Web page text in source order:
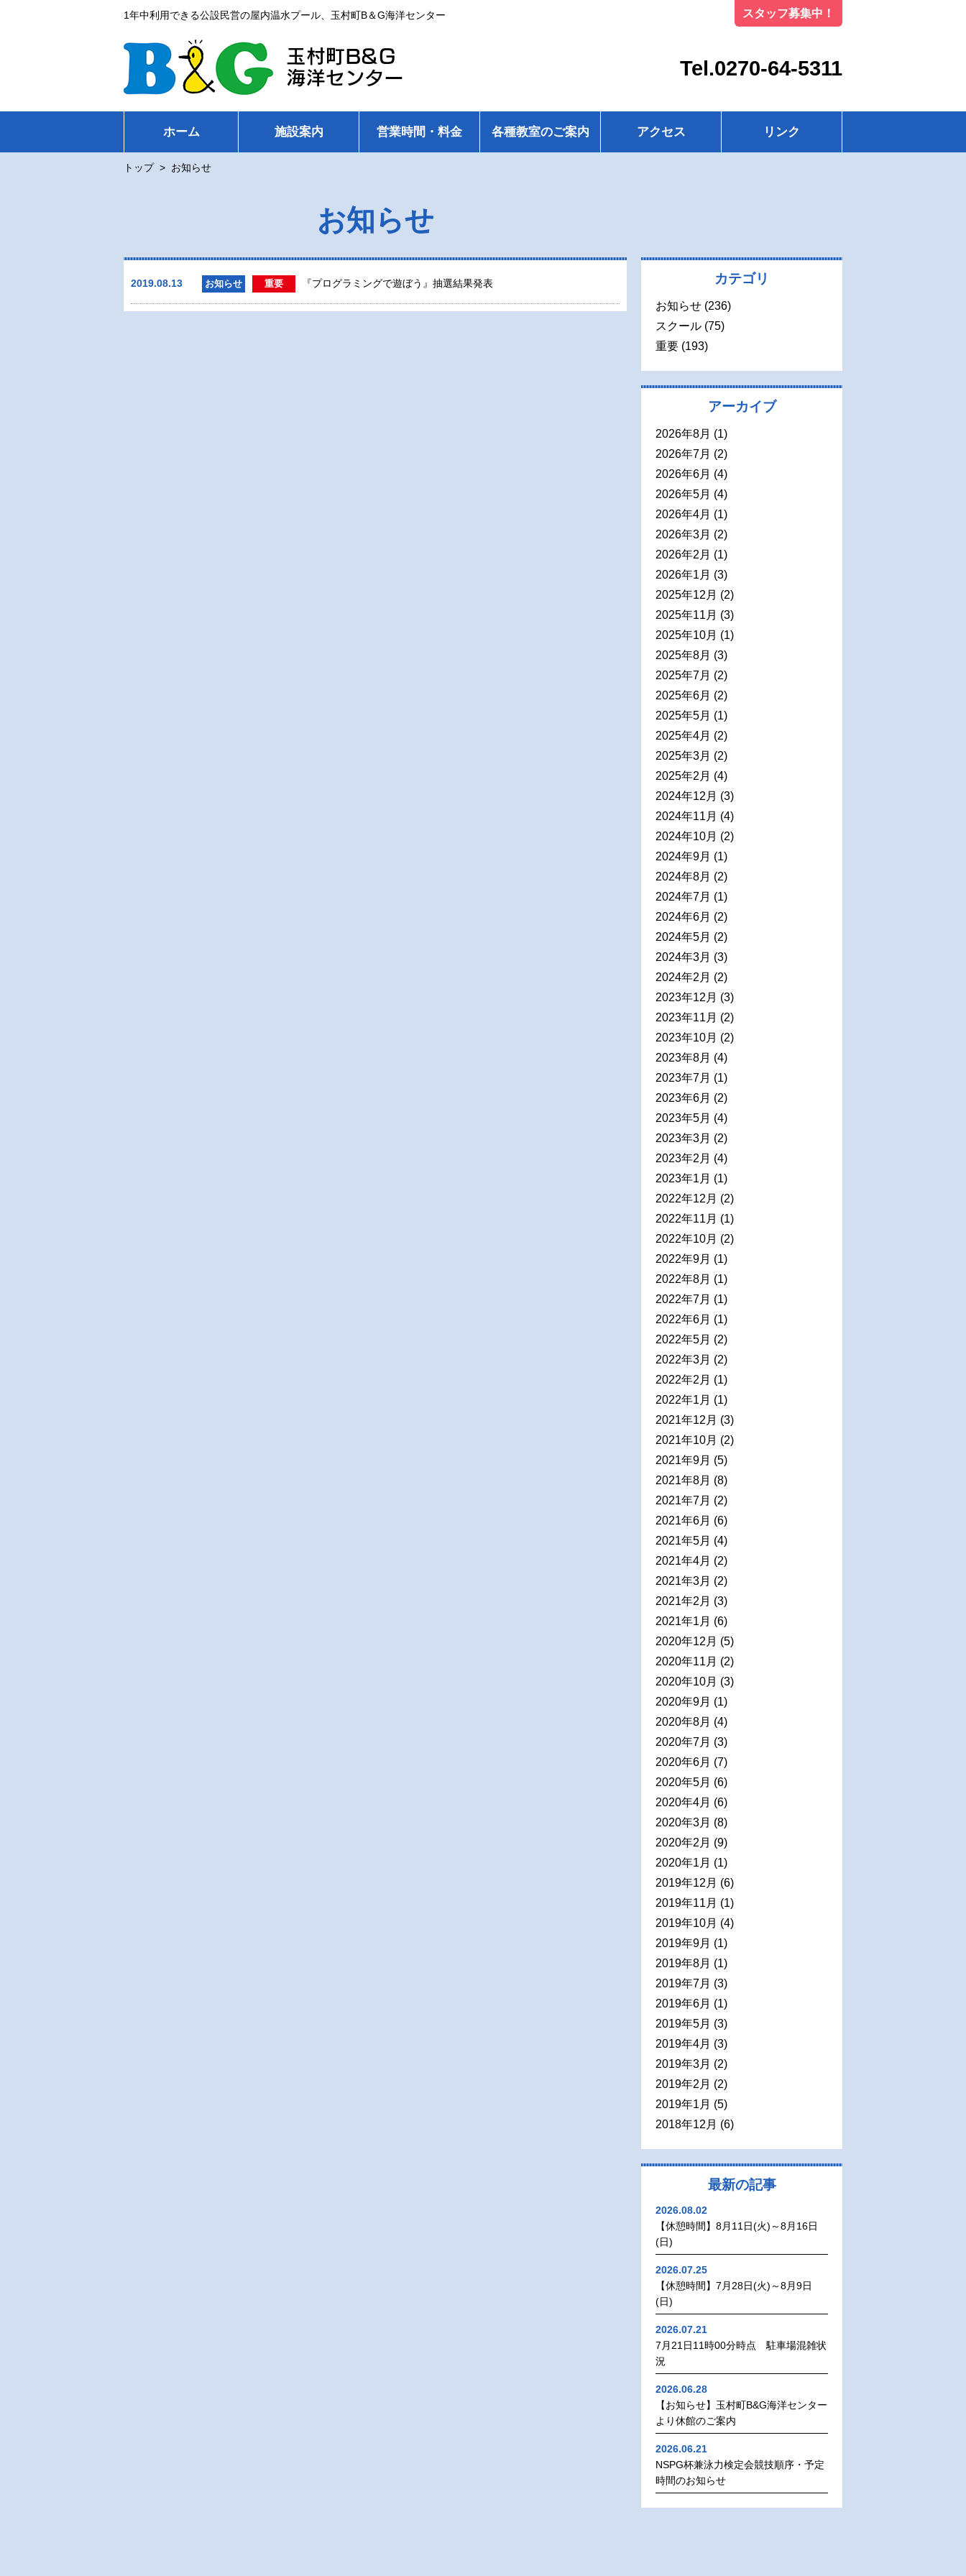
1年中利用できる公設民営の屋内温水プール、玉村町B＆G海洋センター スタッフ募集中！
Tel.0270-64-5311
ホーム 施設案内 営業時間・料金 各種教室のご案内 アクセス リンク
トップ > お知らせ
お知らせ
2019.08.13 お知らせ 重要 『プログラミングで遊ぼう』抽選結果発表 カテゴリ
お知らせ (236)
スクール (75)
重要 (193)
アーカイブ
2026年8月 (1)
2026年7月 (2)
2026年6月 (4)
2026年5月 (4)
2026年4月 (1)
2026年3月 (2)
2026年2月 (1)
2026年1月 (3)
2025年12月 (2)
2025年11月 (3)
2025年10月 (1)
2025年8月 (3)
2025年7月 (2)
2025年6月 (2)
2025年5月 (1)
2025年4月 (2)
2025年3月 (2)
2025年2月 (4)
2024年12月 (3)
2024年11月 (4)
2024年10月 (2)
2024年9月 (1)
2024年8月 (2)
2024年7月 (1)
2024年6月 (2)
2024年5月 (2)
2024年3月 (3)
2024年2月 (2)
2023年12月 (3)
2023年11月 (2)
2023年10月 (2)
2023年8月 (4)
2023年7月 (1)
2023年6月 (2)
2023年5月 (4)
2023年3月 (2)
2023年2月 (4)
2023年1月 (1)
2022年12月 (2)
2022年11月 (1)
2022年10月 (2)
2022年9月 (1)
2022年8月 (1)
2022年7月 (1)
2022年6月 (1)
2022年5月 (2)
2022年3月 (2)
2022年2月 (1)
2022年1月 (1)
2021年12月 (3)
2021年10月 (2)
2021年9月 (5)
2021年8月 (8)
2021年7月 (2)
2021年6月 (6)
2021年5月 (4)
2021年4月 (2)
2021年3月 (2)
2021年2月 (3)
2021年1月 (6)
2020年12月 (5)
2020年11月 (2)
2020年10月 (3)
2020年9月 (1)
2020年8月 (4)
2020年7月 (3)
2020年6月 (7)
2020年5月 (6)
2020年4月 (6)
2020年3月 (8)
2020年2月 (9)
2020年1月 (1)
2019年12月 (6)
2019年11月 (1)
2019年10月 (4)
2019年9月 (1)
2019年8月 (1)
2019年7月 (3)
2019年6月 (1)
2019年5月 (3)
2019年4月 (3)
2019年3月 (2)
2019年2月 (2)
2019年1月 (5)
2018年12月 (6)
最新の記事
2026.08.02
【休憩時間】8月11日(火)～8月16日
(日)
2026.07.25
【休憩時間】7月28日(火)～8月9日
(日)
2026.07.21
7月21日11時00分時点 駐車場混雑状
況
2026.06.28
【お知らせ】玉村町B&G海洋センター
より休館のご案内
2026.06.21
NSPG杯兼泳力検定会競技順序・予定
時間のお知らせ